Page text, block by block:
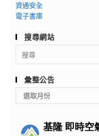
資通安全
電子書庫
搜尋網站
Search
for:
彙整公告
整
選取月份